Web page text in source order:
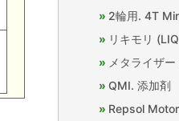
2輪用. 4T
リキモリ
メタライザ
QMI. 添加剤
Repsol